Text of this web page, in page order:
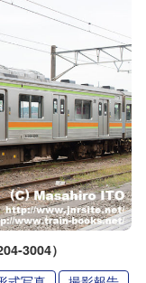
3004）